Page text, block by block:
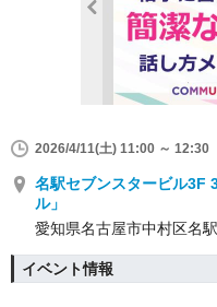
2026/4/11(土) 11:00 ～ 12:30
名駅セブンスタービル3F
ル」
愛知県名古屋市中村区名
イベント情報